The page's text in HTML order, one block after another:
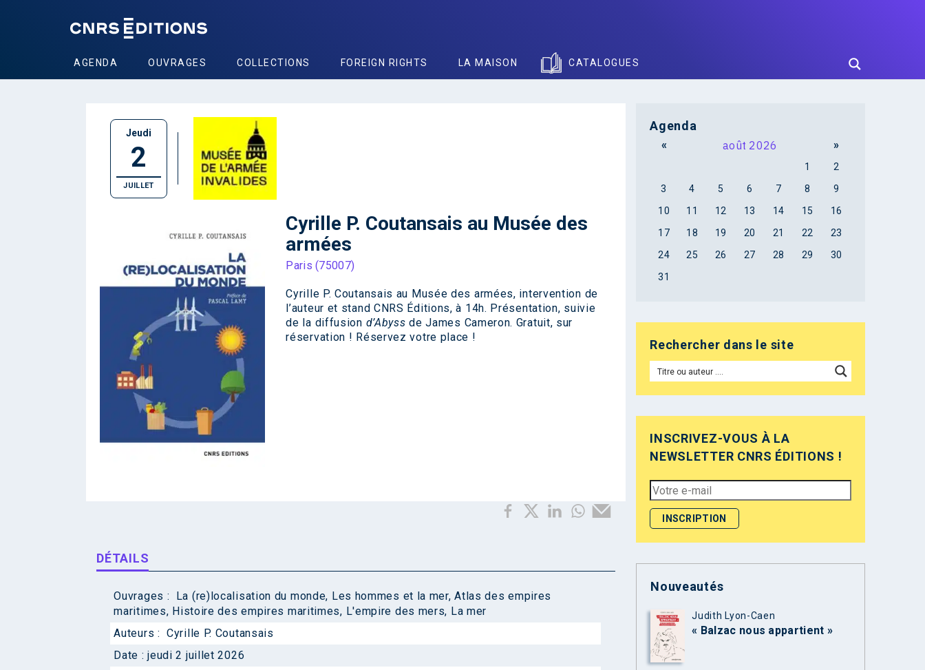
AGENDA OUVRAGES COLLECTIONS FOREIGN RIGHTS LA MAISON CATALOGUES
Jeudi
2
JUILLET
Cyrille P. Coutansais au Musée des
armées
Paris (75007)
Cyrille P. Coutansais au Musée des armées, intervention de
l’auteur et stand CNRS Éditions, à 14h. Présentation, suivie
de la diffusion d’Abyss de James Cameron. Gratuit, sur
réservation ! Réservez votre place !
DÉTAILS
Ouvrages : La (re)localisation du monde, Les hommes et la mer,Atlas des empires
maritimes, Histoire des empires maritimes, L'empire des mers, La mer
Auteurs : Cyrille P. Coutansais
Date :jeudi 2 juillet 2026
Agenda
« août 2026 »
1
2
3
4 5 6 7 8
9
10
11 12 13 14 15
16
17
18 19 20 21 22
23
24
25 26 27 28 29
30
31
Rechercher dans le site
INSCRIVEZ-VOUS À LA
NEWSLETTER CNRS ÉDITIONS !
Nouveautés
Judith Lyon-Caen
« Balzac nous appartient »